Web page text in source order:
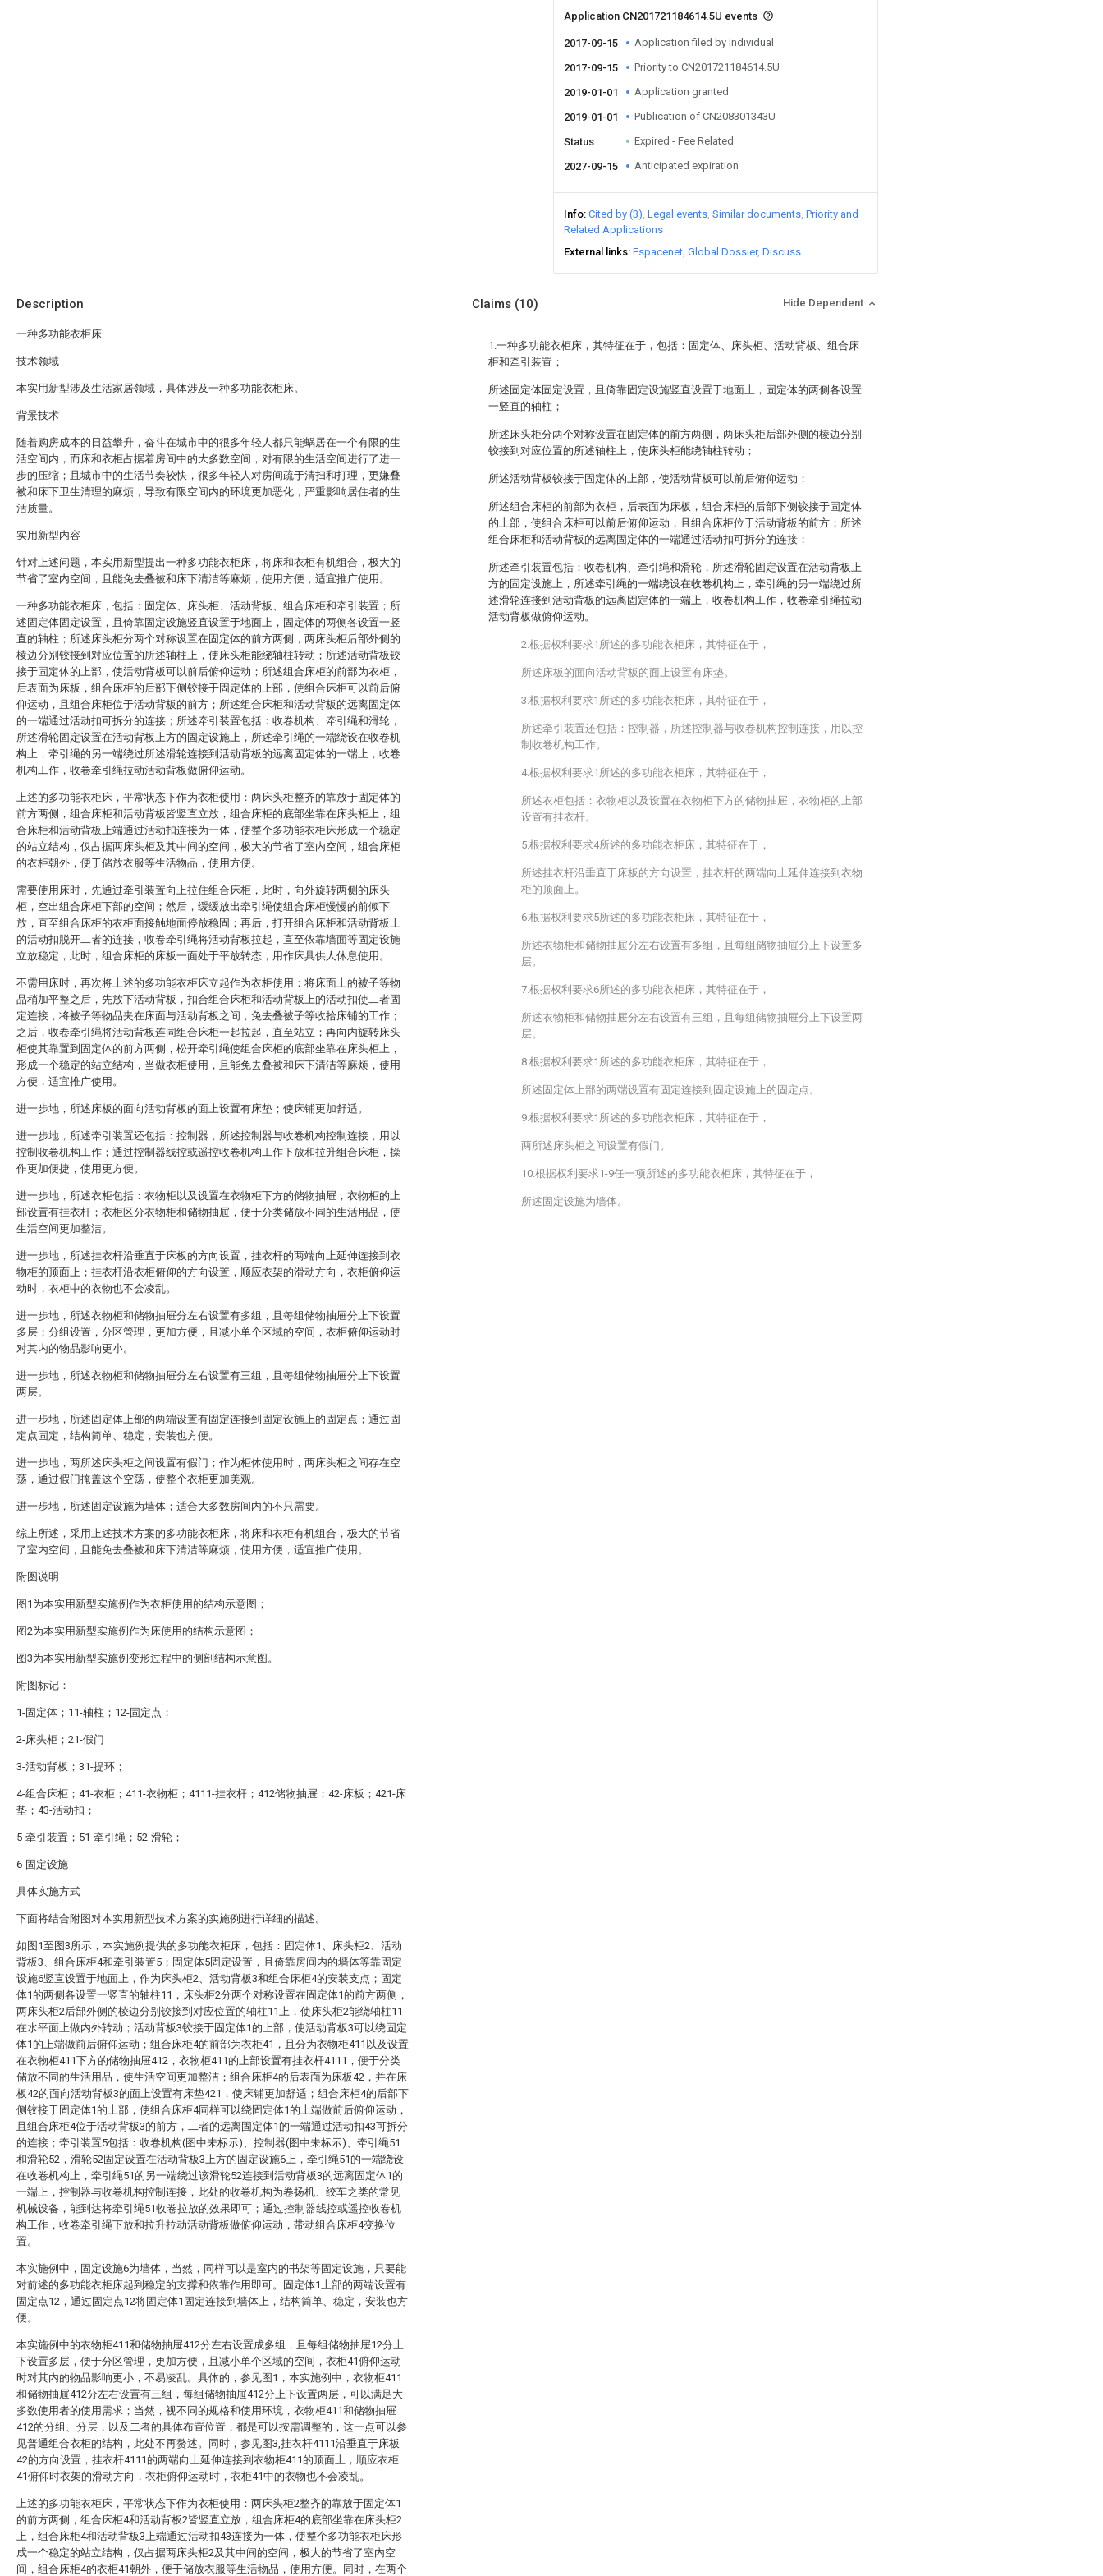
Application CN201721184614.5U events
2017-09-15 Application filed by Individual
2017-09-15 Priority to CN201721184614.5U
2019-01-01 Application granted
2019-01-01 Publication of CN208301343U
Status Expired - Fee Related
2027-09-15 Anticipated expiration
Info Cited by (3) Legal events Similar documents Priority and
Related Applications
External links Espacenet Global Dossier Discuss
Description
一种多功能衣柜床
技术领域
本实用新型涉及生活家居领域，具体涉及一种多功能衣柜床。
背景技术
随着购房成本的日益攀升，奋斗在城市中的很多年轻人都只能蜗居在一个有限的生
活空间内，而床和衣柜占据着房间中的大多数空间，对有限的生活空间进行了进一
步的压缩；且城市中的生活节奏较快，很多年轻人对房间疏于清扫和打理，更嫌叠
被和床下卫生清理的麻烦，导致有限空间内的环境更加恶化，严重影响居住者的生
活质量。
实用新型内容
针对上述问题，本实用新型提出一种多功能衣柜床，将床和衣柜有机组合，极大的
节省了室内空间，且能免去叠被和床下清洁等麻烦，使用方便，适宜推广使用。
一种多功能衣柜床，包括：固定体、床头柜、活动背板、组合床柜和牵引装置；所
述固定体固定设置，且倚靠固定设施竖直设置于地面上，固定体的两侧各设置一竖
直的轴柱；所述床头柜分两个对称设置在固定体的前方两侧，两床头柜后部外侧的
棱边分别铰接到对应位置的所述轴柱上，使床头柜能绕轴柱转动；所述活动背板铰
接于固定体的上部，使活动背板可以前后俯仰运动；所述组合床柜的前部为衣柜，
后表面为床板，组合床柜的后部下侧铰接于固定体的上部，使组合床柜可以前后俯
仰运动，且组合床柜位于活动背板的前方；所述组合床柜和活动背板的远离固定体
的一端通过活动扣可拆分的连接；所述牵引装置包括：收卷机构、牵引绳和滑轮，
所述滑轮固定设置在活动背板上方的固定设施上，所述牵引绳的一端绕设在收卷机
构上，牵引绳的另一端绕过所述滑轮连接到活动背板的远离固定体的一端上，收卷
机构工作，收卷牵引绳拉动活动背板做俯仰运动。
上述的多功能衣柜床，平常状态下作为衣柜使用：两床头柜整齐的靠放于固定体的
前方两侧，组合床柜和活动背板皆竖直立放，组合床柜的底部坐靠在床头柜上，组
合床柜和活动背板上端通过活动扣连接为一体，使整个多功能衣柜床形成一个稳定
的站立结构，仅占据两床头柜及其中间的空间，极大的节省了室内空间，组合床柜
的衣柜朝外，便于储放衣服等生活物品，使用方便。
需要使用床时，先通过牵引装置向上拉住组合床柜，此时，向外旋转两侧的床头
柜，空出组合床柜下部的空间；然后，缓缓放出牵引绳使组合床柜慢慢的前倾下
放，直至组合床柜的衣柜面接触地面停放稳固；再后，打开组合床柜和活动背板上
的活动扣脱开二者的连接，收卷牵引绳将活动背板拉起，直至依靠墙面等固定设施
立放稳定，此时，组合床柜的床板一面处于平放转态，用作床具供人休息使用。
不需用床时，再次将上述的多功能衣柜床立起作为衣柜使用：将床面上的被子等物
品稍加平整之后，先放下活动背板，扣合组合床柜和活动背板上的活动扣使二者固
定连接，将被子等物品夹在床面与活动背板之间，免去叠被子等收拾床铺的工作；
之后，收卷牵引绳将活动背板连同组合床柜一起拉起，直至站立；再向内旋转床头
柜使其靠置到固定体的前方两侧，松开牵引绳使组合床柜的底部坐靠在床头柜上，
形成一个稳定的站立结构，当做衣柜使用，且能免去叠被和床下清洁等麻烦，使用
方便，适宜推广使用。
进一步地，所述床板的面向活动背板的面上设置有床垫；使床铺更加舒适。
进一步地，所述牵引装置还包括：控制器，所述控制器与收卷机构控制连接，用以
控制收卷机构工作；通过控制器线控或遥控收卷机构工作下放和拉升组合床柜，操
作更加便捷，使用更方便。
进一步地，所述衣柜包括：衣物柜以及设置在衣物柜下方的储物抽屉，衣物柜的上
部设置有挂衣杆；衣柜区分衣物柜和储物抽屉，便于分类储放不同的生活用品，使
生活空间更加整洁。
进一步地，所述挂衣杆沿垂直于床板的方向设置，挂衣杆的两端向上延伸连接到衣
物柜的顶面上；挂衣杆沿衣柜俯仰的方向设置，顺应衣架的滑动方向，衣柜俯仰运
动时，衣柜中的衣物也不会凌乱。
进一步地，所述衣物柜和储物抽屉分左右设置有多组，且每组储物抽屉分上下设置
多层；分组设置，分区管理，更加方便，且减小单个区域的空间，衣柜俯仰运动时
对其内的物品影响更小。
进一步地，所述衣物柜和储物抽屉分左右设置有三组，且每组储物抽屉分上下设置
两层。
进一步地，所述固定体上部的两端设置有固定连接到固定设施上的固定点；通过固
定点固定，结构简单、稳定，安装也方便。
进一步地，两所述床头柜之间设置有假门；作为柜体使用时，两床头柜之间存在空
荡，通过假门掩盖这个空荡，使整个衣柜更加美观。
进一步地，所述固定设施为墙体；适合大多数房间内的不只需要。
综上所述，采用上述技术方案的多功能衣柜床，将床和衣柜有机组合，极大的节省
了室内空间，且能免去叠被和床下清洁等麻烦，使用方便，适宜推广使用。
附图说明
图1为本实用新型实施例作为衣柜使用的结构示意图；
图2为本实用新型实施例作为床使用的结构示意图；
图3为本实用新型实施例变形过程中的侧剖结构示意图。
附图标记：
1-固定体；11-轴柱；12-固定点；
2-床头柜；21-假门
3-活动背板；31-提环；
4-组合床柜；41-衣柜；411-衣物柜；4111-挂衣杆；412储物抽屉；42-床板；421-床
垫；43-活动扣；
5-牵引装置；51-牵引绳；52-滑轮；
6-固定设施
具体实施方式
下面将结合附图对本实用新型技术方案的实施例进行详细的描述。
如图1至图3所示，本实施例提供的多功能衣柜床，包括：固定体1、床头柜2、活动
背板3、组合床柜4和牵引装置5；固定体5固定设置，且倚靠房间内的墙体等靠固定
设施6竖直设置于地面上，作为床头柜2、活动背板3和组合床柜4的安装支点；固定
体1的两侧各设置一竖直的轴柱11，床头柜2分两个对称设置在固定体1的前方两侧，
两床头柜2后部外侧的棱边分别铰接到对应位置的轴柱11上，使床头柜2能绕轴柱11
在水平面上做内外转动；活动背板3铰接于固定体1的上部，使活动背板3可以绕固定
体1的上端做前后俯仰运动；组合床柜4的前部为衣柜41，且分为衣物柜411以及设置
在衣物柜411下方的储物抽屉412，衣物柜411的上部设置有挂衣杆4111，便于分类
储放不同的生活用品，使生活空间更加整洁；组合床柜4的后表面为床板42，并在床
板42的面向活动背板3的面上设置有床垫421，使床铺更加舒适；组合床柜4的后部下
侧铰接于固定体1的上部，使组合床柜4同样可以绕固定体1的上端做前后俯仰运动，
且组合床柜4位于活动背板3的前方，二者的远离固定体1的一端通过活动扣43可拆分
的连接；牵引装置5包括：收卷机构(图中未标示)、控制器(图中未标示)、牵引绳51
和滑轮52，滑轮52固定设置在活动背板3上方的固定设施6上，牵引绳51的一端绕设
在收卷机构上，牵引绳51的另一端绕过该滑轮52连接到活动背板3的远离固定体1的
一端上，控制器与收卷机构控制连接，此处的收卷机构为卷扬机、绞车之类的常见
机械设备，能到达将牵引绳51收卷拉放的效果即可；通过控制器线控或遥控收卷机
构工作，收卷牵引绳下放和拉升拉动活动背板做俯仰运动，带动组合床柜4变换位
置。
本实施例中，固定设施6为墙体，当然，同样可以是室内的书架等固定设施，只要能
对前述的多功能衣柜床起到稳定的支撑和依靠作用即可。固定体1上部的两端设置有
固定点12，通过固定点12将固定体1固定连接到墙体上，结构简单、稳定，安装也方
便。
本实施例中的衣物柜411和储物抽屉412分左右设置成多组，且每组储物抽屉12分上
下设置多层，便于分区管理，更加方便，且减小单个区域的空间，衣柜41俯仰运动
时对其内的物品影响更小，不易凌乱。具体的，参见图1，本实施例中，衣物柜411
和储物抽屉412分左右设置有三组，每组储物抽屉412分上下设置两层，可以满足大
多数使用者的使用需求；当然，视不同的规格和使用环境，衣物柜411和储物抽屉
412的分组、分层，以及二者的具体布置位置，都是可以按需调整的，这一点可以参
见普通组合衣柜的结构，此处不再赘述。同时，参见图3,挂衣杆4111沿垂直于床板
42的方向设置，挂衣杆4111的两端向上延伸连接到衣物柜411的顶面上，顺应衣柜
41俯仰时衣架的滑动方向，衣柜俯仰运动时，衣柜41中的衣物也不会凌乱。
上述的多功能衣柜床，平常状态下作为衣柜使用：两床头柜2整齐的靠放于固定体1
的前方两侧，组合床柜4和活动背板2皆竖直立放，组合床柜4的底部坐靠在床头柜2
上，组合床柜4和活动背板3上端通过活动扣43连接为一体，使整个多功能衣柜床形
成一个稳定的站立结构，仅占据两床头柜2及其中间的空间，极大的节省了室内空
间，组合床柜4的衣柜41朝外，便于储放衣服等生活物品，使用方便。同时，在两个
Claims (10) Hide Dependent
1.一种多功能衣柜床，其特征在于，包括：固定体、床头柜、活动背板、组合床
柜和牵引装置；
所述固定体固定设置，且倚靠固定设施竖直设置于地面上，固定体的两侧各设置
一竖直的轴柱；
所述床头柜分两个对称设置在固定体的前方两侧，两床头柜后部外侧的棱边分别
铰接到对应位置的所述轴柱上，使床头柜能绕轴柱转动；
所述活动背板铰接于固定体的上部，使活动背板可以前后俯仰运动；
所述组合床柜的前部为衣柜，后表面为床板，组合床柜的后部下侧铰接于固定体
的上部，使组合床柜可以前后俯仰运动，且组合床柜位于活动背板的前方；所述
组合床柜和活动背板的远离固定体的一端通过活动扣可拆分的连接；
所述牵引装置包括：收卷机构、牵引绳和滑轮，所述滑轮固定设置在活动背板上
方的固定设施上，所述牵引绳的一端绕设在收卷机构上，牵引绳的另一端绕过所
述滑轮连接到活动背板的远离固定体的一端上，收卷机构工作，收卷牵引绳拉动
活动背板做俯仰运动。
2.根据权利要求1所述的多功能衣柜床，其特征在于，
所述床板的面向活动背板的面上设置有床垫。
3.根据权利要求1所述的多功能衣柜床，其特征在于，
所述牵引装置还包括：控制器，所述控制器与收卷机构控制连接，用以控
制收卷机构工作。
4.根据权利要求1所述的多功能衣柜床，其特征在于，
所述衣柜包括：衣物柜以及设置在衣物柜下方的储物抽屉，衣物柜的上部
设置有挂衣杆。
5.根据权利要求4所述的多功能衣柜床，其特征在于，
所述挂衣杆沿垂直于床板的方向设置，挂衣杆的两端向上延伸连接到衣物
柜的顶面上。
6.根据权利要求5所述的多功能衣柜床，其特征在于，
所述衣物柜和储物抽屉分左右设置有多组，且每组储物抽屉分上下设置多
层。
7.根据权利要求6所述的多功能衣柜床，其特征在于，
所述衣物柜和储物抽屉分左右设置有三组，且每组储物抽屉分上下设置两
层。
8.根据权利要求1所述的多功能衣柜床，其特征在于，
所述固定体上部的两端设置有固定连接到固定设施上的固定点。
9.根据权利要求1所述的多功能衣柜床，其特征在于，
两所述床头柜之间设置有假门。
10.根据权利要求1-9任一项所述的多功能衣柜床，其特征在于，
所述固定设施为墙体。